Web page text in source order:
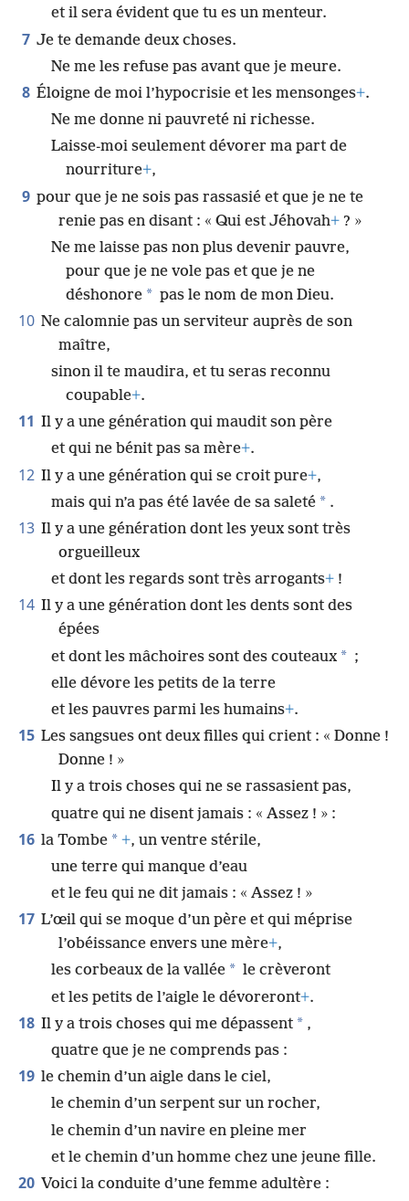
et il sera évident que tu es un menteur.
7 Je te demande deux choses.
Ne me les refuse pas avant que je meure.
8 Éloigne de moi l’hypocrisie et les mensonges+.
Ne me donne ni pauvreté ni richesse.
Laisse-moi seulement dévorer ma part de
nourriture+,
9 pour que je ne sois pas rassasié et que je ne te
renie pas en disant : « Qui est Jéhovah+ ? »
Ne me laisse pas non plus devenir pauvre,
pour que je ne vole pas et que je ne
déshonore * pas le nom de mon Dieu.
10 Ne calomnie pas un serviteur auprès de son
maître,
sinon il te maudira, et tu seras reconnu
coupable+.
11 Il y a une génération qui maudit son père
et qui ne bénit pas sa mère+.
12 Il y a une génération qui se croit pure+,
mais qui n’a pas été lavée de sa saleté * .
13 Il y a une génération dont les yeux sont très
orgueilleux
et dont les regards sont très arrogants+ !
14 Il y a une génération dont les dents sont des
épées
et dont les mâchoires sont des couteaux * ;
elle dévore les petits de la terre
et les pauvres parmi les humains+.
15 Les sangsues ont deux filles qui crient : « Donne !
Donne ! »
Il y a trois choses qui ne se rassasient pas,
quatre qui ne disent jamais : « Assez ! » :
16 la Tombe * +, un ventre stérile,
une terre qui manque d’eau
et le feu qui ne dit jamais : « Assez ! »
17 L’œil qui se moque d’un père et qui méprise
l’obéissance envers une mère+,
les corbeaux de la vallée * le crèveront
et les petits de l’aigle le dévoreront+.
18 Il y a trois choses qui me dépassent * ,
quatre que je ne comprends pas :
19 le chemin d’un aigle dans le ciel,
le chemin d’un serpent sur un rocher,
le chemin d’un navire en pleine mer
et le chemin d’un homme chez une jeune fille.
20 Voici la conduite d’une femme adultère :